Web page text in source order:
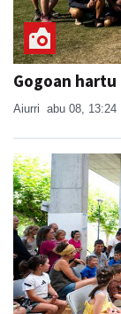
Gogoan
Aiurri abu 08, 13:24